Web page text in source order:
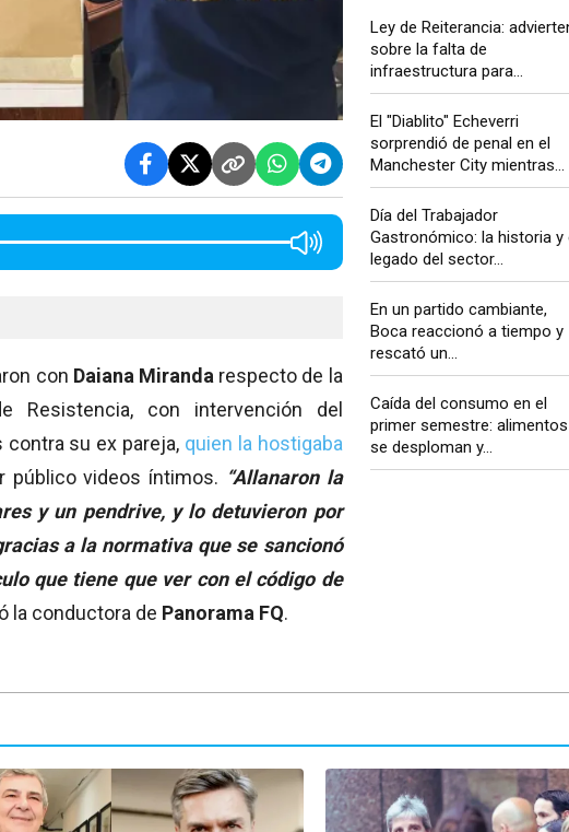
con Daiana Miranda respecto de la
Resistencia, con intervención del
contra su ex pareja, quien la hostigaba
público videos íntimos. ‘‘Allanaron la
y un pendrive, y lo detuvieron por
a la normativa que se sancionó
que tiene que ver con el código de
la conductora de Panorama FQ.
Ley de Reiterancia:
sobre la falta de
infraestructura para...
El "Diablito" Echeverri
sorprendió de penal en el
Manchester City mientras...
Día del Trabajador
Gastronómico: la historia y
legado del sector...
En un partido cambiante,
Boca reaccionó a tiempo y
rescató un...
Caída del consumo en el
primer semestre: alimentos
se desploman y...